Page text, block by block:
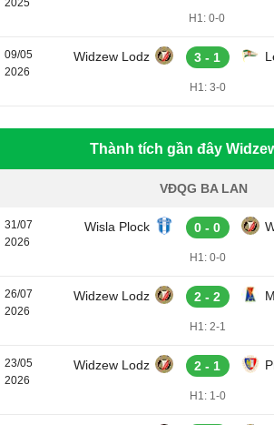
2025
H1: 0-0
09/05
2026
Widzew Lodz 3 - 1
H1: 3-0
Thành tích gần đây
VĐQG BA LAN
31/07
2026
Wisla Plock 0 - 0
H1: 0-0
26/07
2026
Widzew Lodz 2 - 2
H1: 2-1
23/05
2026
Widzew Lodz 2 - 1
H1: 1-0